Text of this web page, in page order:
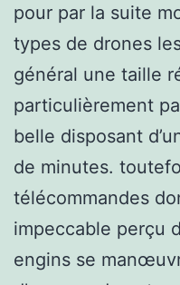
pour par la suite
types de drones
général une taille
particulièrement
belle disposant
de minutes.
télécommandes
impeccable perçu
engins se